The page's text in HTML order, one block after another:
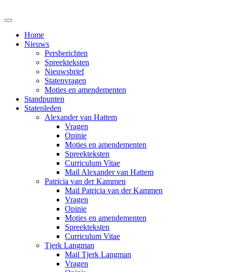
Home
Nieuws
Persberichten
Spreekteksten
Nieuwsbrief
Statenvragen
Moties en amendementen
Standpunten
Statenleden
Alexander van Hattem
Vragen
Opinie
Moties en amendementen
Spreekteksten
Curriculum Vitae
Mail Alexander van Hattem
Patricia van der Kammen
Mail Patricia van der Kammen
Vragen
Opinie
Moties en amendementen
Spreekteksten
Curriculum Vitae
Tjerk Langman
Mail Tjerk Langman
Vragen